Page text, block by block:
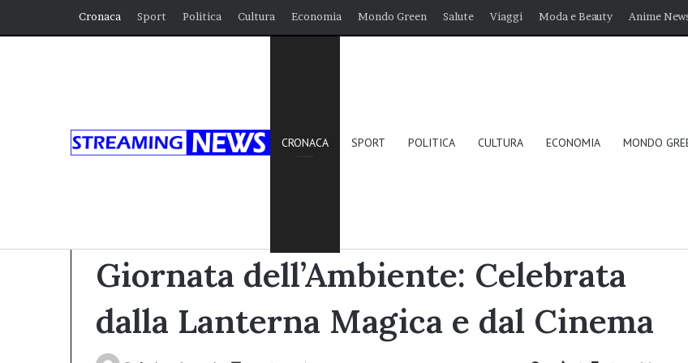
Cronaca Sport Politica Cultura Economia Mondo Green Salute Viaggi Moda e Beauty Anime
CRONACA SPORT POLITICA CULTURA ECONOMIA MONDO
Giornata dell’Ambiente: Celebrata
dalla Lanterna Magica e dal Cinema